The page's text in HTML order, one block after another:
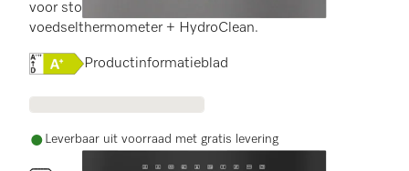
voor stoomkoken, bakken, braden met
voedselthermometer + HydroClean.
Online Label Flag, Energielabel
Productinformatieblad
Leverbaar uit voorraad met gratis levering